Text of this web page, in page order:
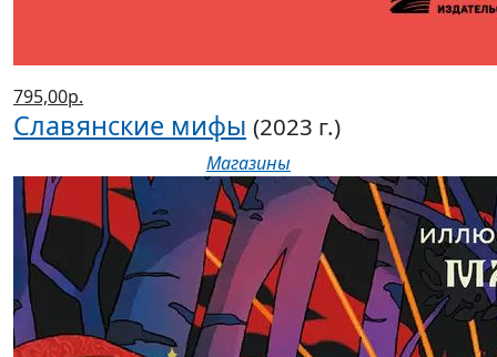
795,00р.
Славянские мифы (2023 г.)
Магазины